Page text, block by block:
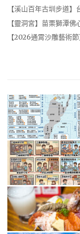
【溪山百年古圳步道
【靈洞宮】苗栗獅潭
【2026通霄沙雕藝術